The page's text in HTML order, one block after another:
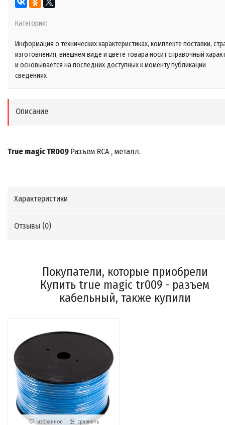
Категория:
Информация о технических характеристиках, комплекте поставки,
изготовления, внешнем виде и цвете товара носит справочный
и основывается на последних доступных к моменту публикации
сведениях
Описание
True magic TR009 Разъем RCA , металл.
Характеристики
Отзывы (0)
Покупатели, которые приобрели
Купить true magic tr009 - разъем
кабельный, также купили
избранное сравнить